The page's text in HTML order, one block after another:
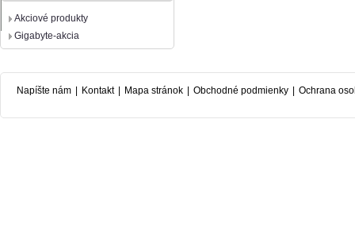
Akciové produkty
Gigabyte-akcia
Napíšte nám Kontakt Mapa stránok Obchodné podmienky Ochrana